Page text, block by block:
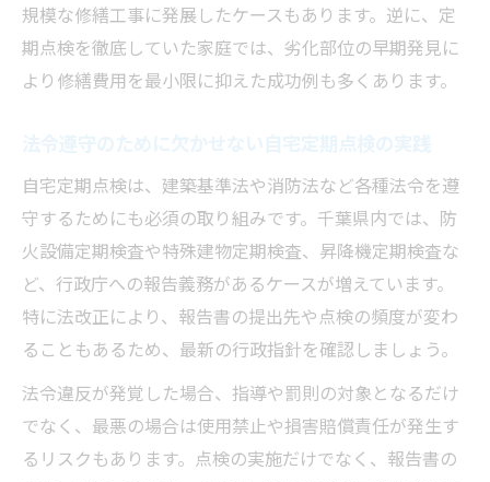
規模な修繕工事に発展したケースもあります。逆に、定
期点検を徹底していた家庭では、劣化部位の早期発見に
より修繕費用を最小限に抑えた成功例も多くあります。
自宅定期点検は、建築基準法や消防法など各種法令を遵
守するためにも必須の取り組みです。千葉県内では、防
火設備定期検査や特殊建物定期検査、昇降機定期検査な
ど、行政庁への報告義務があるケースが増えています。
特に法改正により、報告書の提出先や点検の頻度が変わ
ることもあるため、最新の行政指針を確認しましょう。
法令違反が発覚した場合、指導や罰則の対象となるだけ
でなく、最悪の場合は使用禁止や損害賠償責任が発生す
るリスクもあります。点検の実施だけでなく、報告書の